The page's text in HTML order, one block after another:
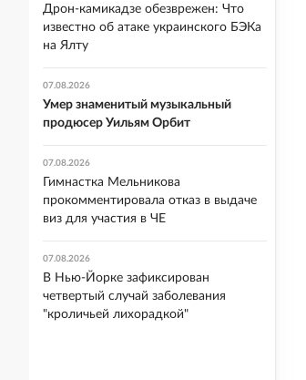
Дрон-камикадзе обезврежен: Что
известно об атаке украинского БЭКа
на Ялту
07.08.2026
Умер знаменитый музыкальный
продюсер Уильям Орбит
07.08.2026
Гимнастка Мельникова
прокомментировала отказ в выдаче
виз для участия в ЧЕ
07.08.2026
В Нью-Йорке зафиксирован
четвертый случай заболевания
"кроличьей лихорадкой"